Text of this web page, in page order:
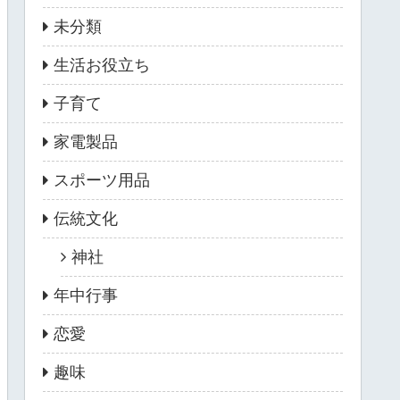
未分類
生活お役立ち
子育て
家電製品
スポーツ用品
伝統文化
神社
年中行事
恋愛
趣味